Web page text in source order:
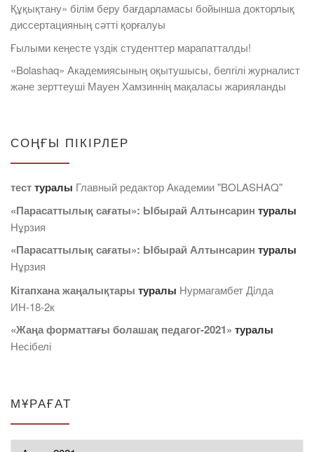
Құқықтану» білім беру бағдарламасы бойынша докторлық
диссертацияның сәтті қорғалуы
Ғылыми кеңесте үздік студенттер марапатталды!
«Bolashaq» Академиясының оқытушысы, белгілі журналист
және зерттеуші Мауен Хамзиннің мақаласы жарияланды
СОҢҒЫ ПІКІРЛЕР
тесттуралы Главный редактор Академии "BOLASHAQ"
«Парасаттылық сағаты»: Ыбырай Алтынсарин туралы
Нұрзия
«Парасаттылық сағаты»: Ыбырай Алтынсарин туралы
Нұрзия
Кітапхана жаңалықтары туралы Нурмагамбет Дiлда
ИН-18-2к
«Жаңа форматтағы болашақ педагог-2021» туралы
Несібелі
МҰРАҒАТ